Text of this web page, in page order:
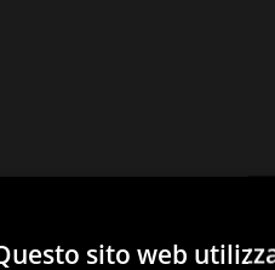
sito web